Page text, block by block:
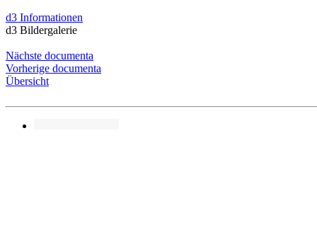
d3 Informationen
d3 Bildergalerie
Nächste documenta
Vorherige documenta
Übersicht